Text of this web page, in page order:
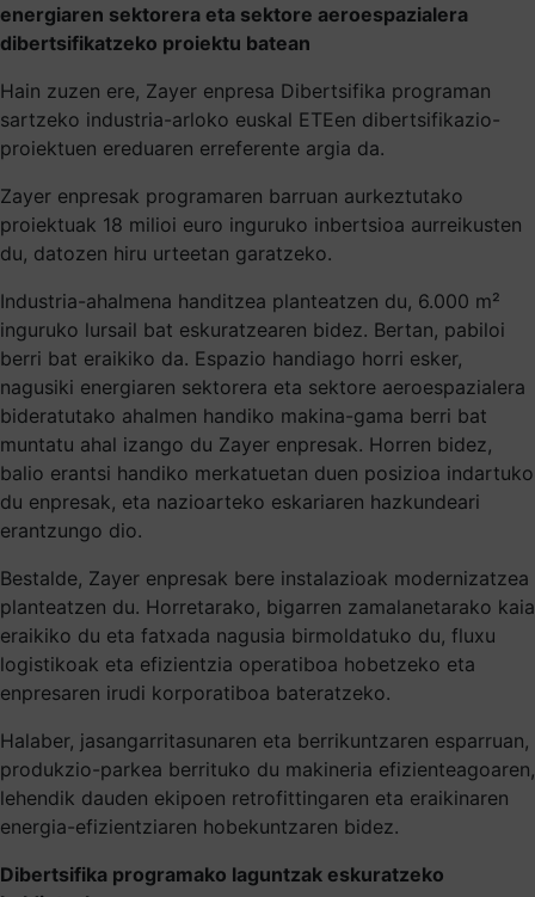
energiaren sektorera eta sektore aeroespazialera
dibertsifikatzeko proiektu batean
Hain zuzen ere, Zayer enpresa Dibertsifika programan
sartzeko industria-arloko euskal ETEen dibertsifikazio-
proiektuen ereduaren erreferente argia da.
Zayer enpresak programaren barruan aurkeztutako
proiektuak 18 milioi euro inguruko inbertsioa aurreikusten
du, datozen hiru urteetan garatzeko.
Industria-ahalmena handitzea planteatzen du, 6.000 m²
inguruko lursail bat eskuratzearen bidez. Bertan, pabiloi
berri bat eraikiko da. Espazio handiago horri esker,
nagusiki energiaren sektorera eta sektore aeroespazialera
bideratutako ahalmen handiko makina-gama berri bat
muntatu ahal izango du Zayer enpresak. Horren bidez,
balio erantsi handiko merkatuetan duen posizioa indartuko
du enpresak, eta nazioarteko eskariaren hazkundeari
erantzungo dio.
Bestalde, Zayer enpresak bere instalazioak modernizatzea
planteatzen du. Horretarako, bigarren zamalanetarako kaia
eraikiko du eta fatxada nagusia birmoldatuko du, fluxu
logistikoak eta efizientzia operatiboa hobetzeko eta
enpresaren irudi korporatiboa bateratzeko.
Halaber, jasangarritasunaren eta berrikuntzaren esparruan,
produkzio-parkea berrituko du makineria efizienteagoaren,
lehendik dauden ekipoen retrofittingaren eta eraikinaren
energia-efizientziaren hobekuntzaren bidez.
Dibertsifika programako laguntzak eskuratzeko